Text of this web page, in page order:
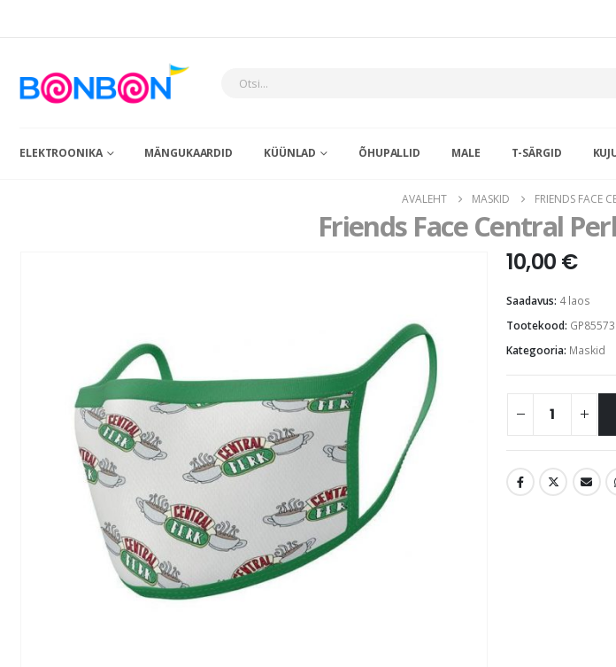
ELEKTROONIKA MÄNGUKAARDID KÜÜNLAD ÕHUPALLID MALE T-SÄRGID
AVALEHT MASKID FRIENDS FACE
Friends Face Central
10,00 €
Saadavus: 4 laos
Tootekood: GP85573
Kategooria: Maskid